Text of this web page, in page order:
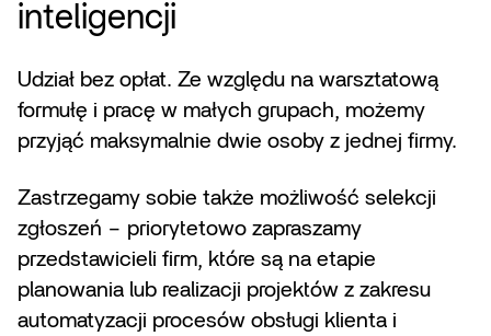
inteligencji
Udział bez opłat. Ze względu na warsztatową
formułę i pracę w małych grupach, możemy
przyjąć maksymalnie dwie osoby z jednej firmy.
Zastrzegamy sobie także możliwość selekcji
zgłoszeń – priorytetowo zapraszamy
przedstawicieli firm, które są na etapie
planowania lub realizacji projektów z zakresu
automatyzacji procesów obsługi klienta i